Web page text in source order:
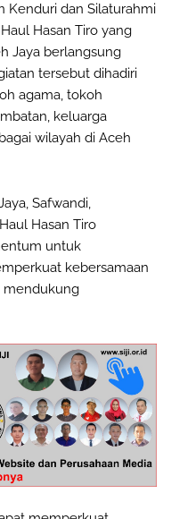
Kenduri dan Silaturahmi
Hasan Tiro yang
Jaya berlangsung
tersebut dihadiri
agama, tokoh
keluarga
wilayah di Aceh
Safwandi,
Hasan Tiro
untuk
kebersamaan
mendukung